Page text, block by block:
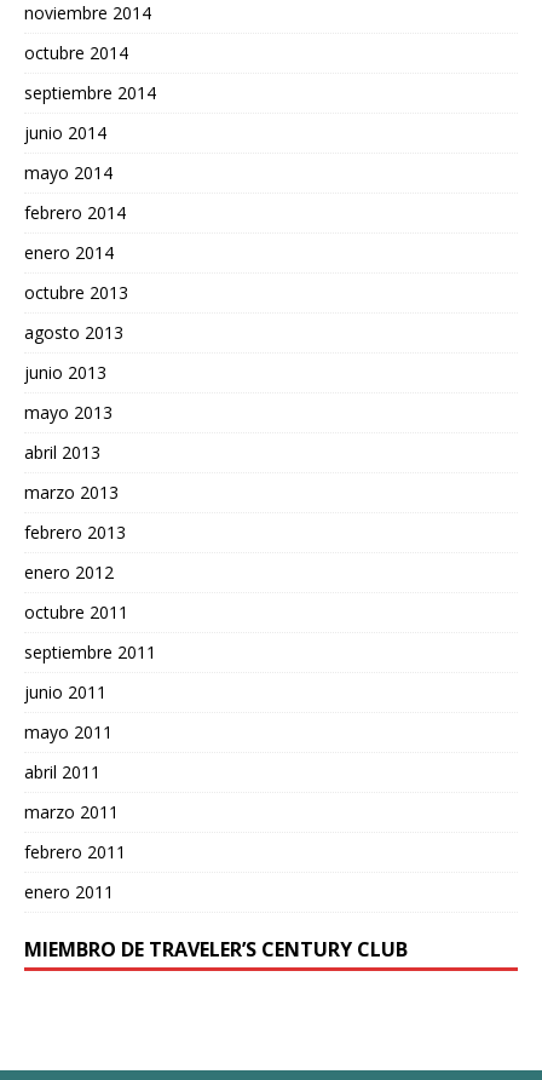
noviembre 2014
octubre 2014
septiembre 2014
junio 2014
mayo 2014
febrero 2014
enero 2014
octubre 2013
agosto 2013
junio 2013
mayo 2013
abril 2013
marzo 2013
febrero 2013
enero 2012
octubre 2011
septiembre 2011
junio 2011
mayo 2011
abril 2011
marzo 2011
febrero 2011
enero 2011
MIEMBRO DE TRAVELER’S CENTURY CLUB